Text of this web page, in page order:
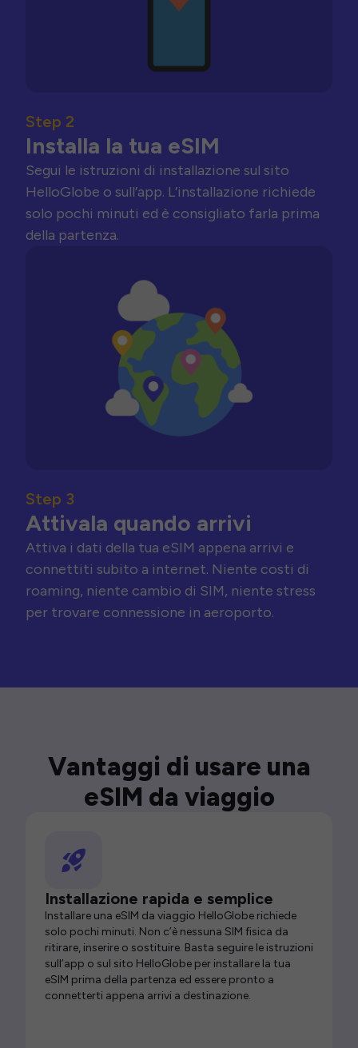
Step 2
Installa la tua eSIM
Segui le istruzioni di installazione sul sito
HelloGlobe o sull’app. L’installazione richiede
solo pochi minuti ed è consigliato farla prima
della partenza.
Step 3
Attivala quando arrivi
Attiva i dati della tua eSIM appena arrivi e
connettiti subito a internet. Niente costi di
roaming, niente cambio di SIM, niente stress
per trovare connessione in aeroporto.
Vantaggi di usare una
eSIM da viaggio
Installazione rapida e semplice
Installare una eSIM da viaggio HelloGlobe richiede
solo pochi minuti. Non c’è nessuna SIM fisica da
ritirare, inserire o sostituire. Basta seguire le istruzioni
sull’app o sul sito HelloGlobe per installare la tua
eSIM prima della partenza ed essere pronto a
connetterti appena arrivi a destinazione.